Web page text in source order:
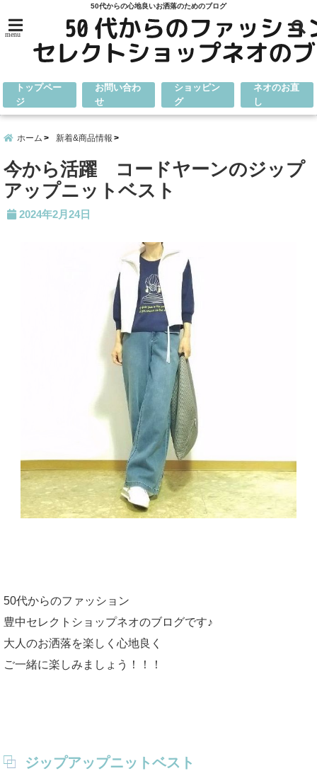
50代からの心地良いお洒落のためのブログ
menu
トップペー
ジ
お問い合わ
せ
ショッピン
グ
ネオのお直
し
ホーム 新着&商品情報
今から活躍 コードヤーンのジップ
アップニットベスト
2024年2月24日
50代からのファッション
豊中セレクトショップネオのブログです♪
大人のお洒落を楽しく心地良く
ご一緒に楽しみましょう！！！
ジップアップニットベスト